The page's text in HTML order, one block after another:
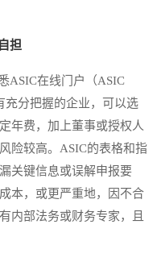
担
在线门户（ASIC
充分把握的企业，可以选
年费，加上董事或授权人
险较高。ASIC的表格和指
关键信息或误解申报要
本，或更严重地，因不合
内部法务或财务专家，且